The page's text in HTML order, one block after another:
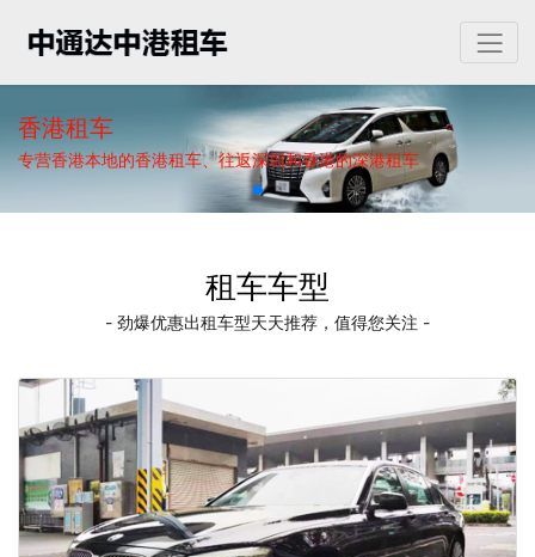
香港租车
专营香港本地的香港租车、往返深圳和香港的深港租车
租车车型
- 劲爆优惠出租车型天天推荐，值得您关注 -